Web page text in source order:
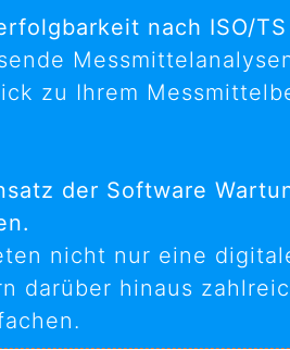
nach ISO/
zu Ihrem
der Software
nicht nur eine
darüber hinaus